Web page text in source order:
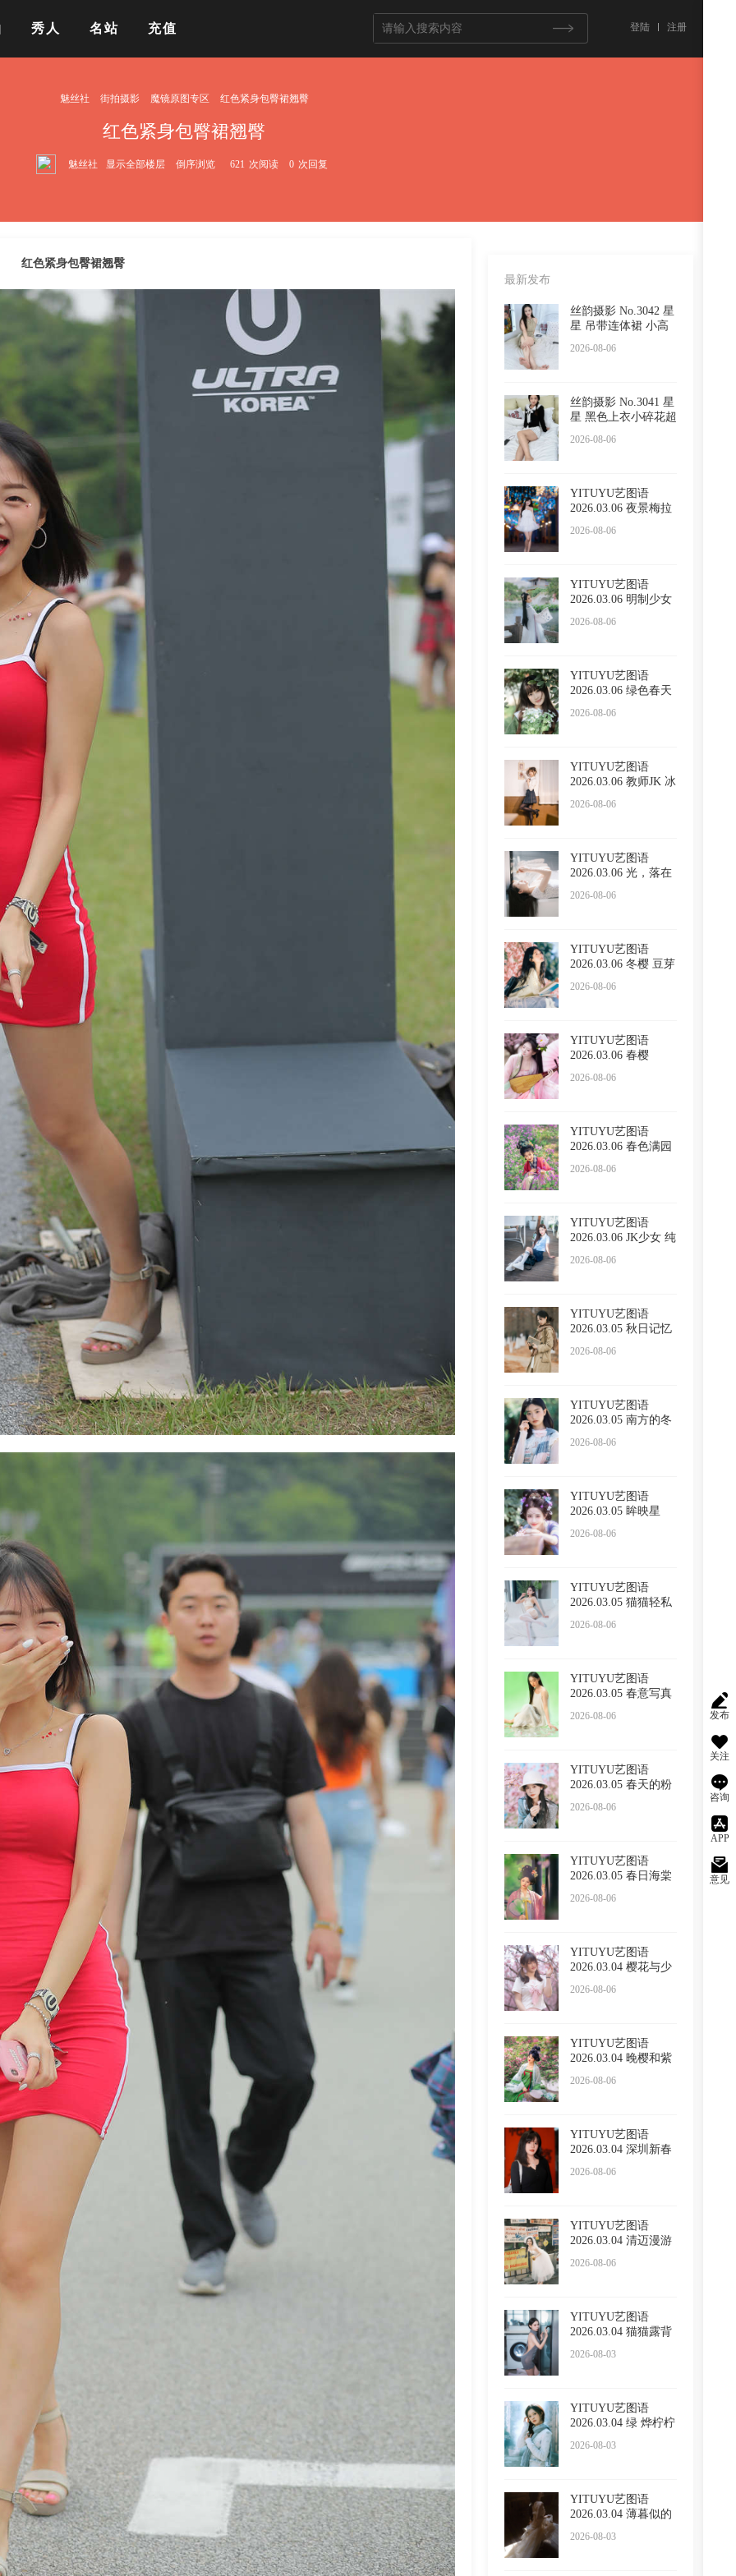
秀人 名站 充值 登陆 注册
发布
关注
咨询
APP
意见
魅丝社 街拍摄影 魔镜原图专区 红色紧身包臀裙翘臀
红色紧身包臀裙翘臀
魅丝社 显示全部楼层 倒序浏览 621 次阅读 0 次回复
最新发布
丝韵摄影 No.3042 星
星 吊带连体裙 小高
2026-08-06
丝韵摄影 No.3041 星
星 黑色上衣小碎花超
2026-08-06
YITUYU艺图语
2026.03.06 夜景梅拉
2026-08-06
YITUYU艺图语
2026.03.06 明制少女
2026-08-06
YITUYU艺图语
2026.03.06 绿色春天
2026-08-06
YITUYU艺图语
2026.03.06 教师JK 冰
2026-08-06
YITUYU艺图语
2026.03.06 光，落在
2026-08-06
YITUYU艺图语
2026.03.06 冬樱 豆芽
2026-08-06
YITUYU艺图语
2026.03.06 春樱
2026-08-06
YITUYU艺图语
2026.03.06 春色满园
2026-08-06
YITUYU艺图语
2026.03.06 JK少女 纯
2026-08-06
YITUYU艺图语
2026.03.05 秋日记忆
2026-08-06
YITUYU艺图语
2026.03.05 南方的冬
2026-08-06
YITUYU艺图语
2026.03.05 眸映星
2026-08-06
YITUYU艺图语
2026.03.05 猫猫轻私
2026-08-06
YITUYU艺图语
2026.03.05 春意写真
2026-08-06
YITUYU艺图语
2026.03.05 春天的粉
2026-08-06
YITUYU艺图语
2026.03.05 春日海棠
2026-08-06
YITUYU艺图语
2026.03.04 樱花与少
2026-08-06
YITUYU艺图语
2026.03.04 晚樱和紫
2026-08-06
YITUYU艺图语
2026.03.04 深圳新春
2026-08-06
YITUYU艺图语
2026.03.04 清迈漫游
2026-08-06
YITUYU艺图语
2026.03.04 猫猫露背
2026-08-03
YITUYU艺图语
2026.03.04 绿 烨柠柠
2026-08-03
YITUYU艺图语
2026.03.04 薄暮似的
2026-08-03
红色紧身包臀裙翘臀